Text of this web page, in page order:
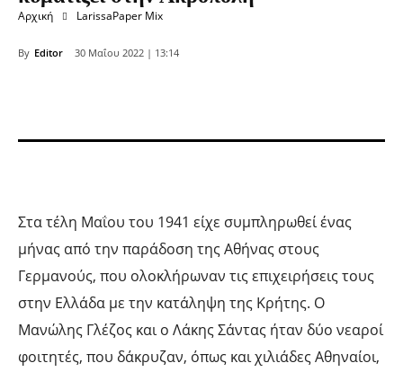
Αρχική LarissaPaper Mix
By Editor 30 Μαΐου 2022 | 13:14
Στα τέλη Μαΐου του 1941 είχε συμπληρωθεί ένας
μήνας από την παράδοση της Αθήνας στους
Γερμανούς, που ολοκλήρωναν τις επιχειρήσεις τους
στην Ελλάδα με την κατάληψη της Κρήτης. Ο
Μανώλης Γλέζος και ο Λάκης Σάντας ήταν δύο νεαροί
φοιτητές, που δάκρυζαν, όπως και χιλιάδες Αθηναίοι,